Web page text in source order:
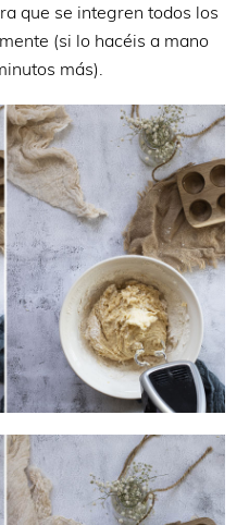
que se integren todos los
(si lo hacéis a mano
más).